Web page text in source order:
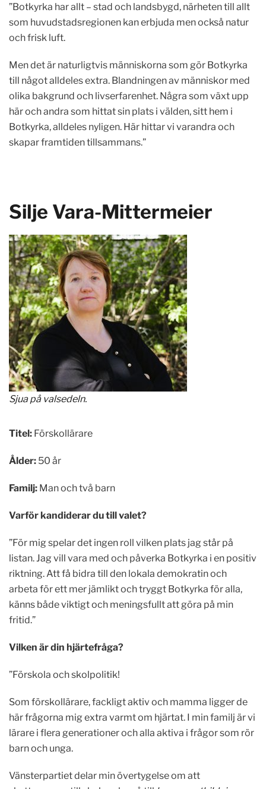
”Botkyrka har allt – stad och landsbygd, närheten till allt
som huvudstadsregionen kan erbjuda men också natur
och frisk luft.
Men det är naturligtvis människorna som gör Botkyrka
till något alldeles extra. Blandningen av människor med
olika bakgrund och livserfarenhet. Några som växt upp
här och andra som hittat sin plats i välden, sitt hem i
Botkyrka, alldeles nyligen. Här hittar vi varandra och
skapar framtiden tillsammans.”
Silje Vara-Mittermeier
Sjua på valsedeln.
Titel: Förskollärare
Ålder: 50 år
Familj: Man och två barn
Varför kandiderar du till valet?
”För mig spelar det ingen roll vilken plats jag står på
listan. Jag vill vara med och påverka Botkyrka i en positiv
riktning. Att få bidra till den lokala demokratin och
arbeta för ett mer jämlikt och tryggt Botkyrka för alla,
känns både viktigt och meningsfullt att göra på min
fritid.”
Vilken är din hjärtefråga?
”Förskola och skolpolitik!
Som förskollärare, fackligt aktiv och mamma ligger de
här frågorna mig extra varmt om hjärtat. I min familj är vi
lärare i flera generationer och alla aktiva i frågor som rör
barn och unga.
Vänsterpartiet delar min övertygelse om att